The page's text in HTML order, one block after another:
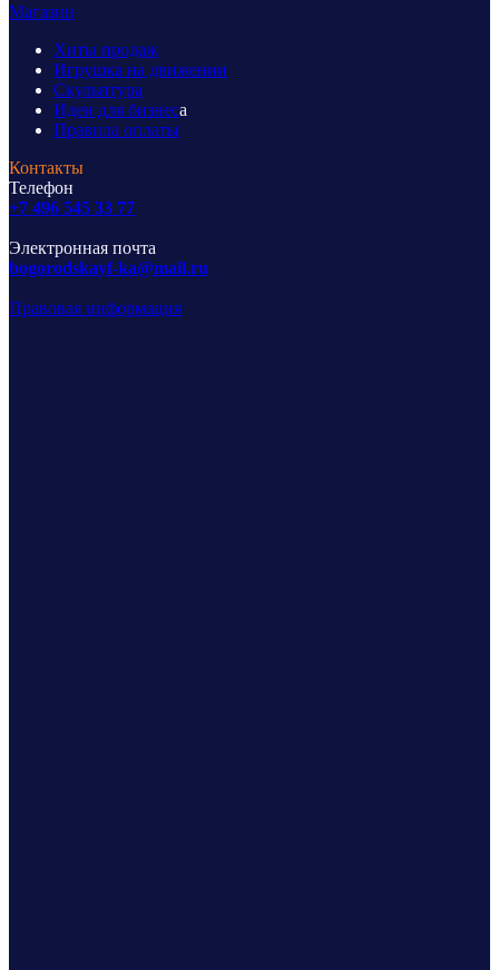
Магазин
Хиты продаж
Игрушка на движении
Скульптура
Идеи для бизнеса
Правила оплаты
Контакты
Телефон
+7 496 545 33 77
Электронная почта
bogorodskayf-ka@mail.ru
Правовая информация